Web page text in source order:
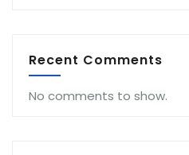
Recent Comments
No comments to show.